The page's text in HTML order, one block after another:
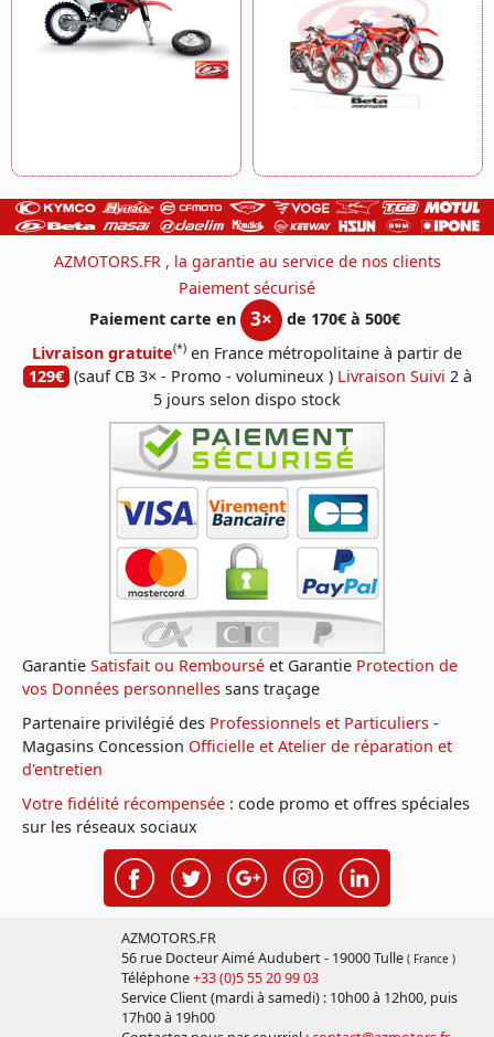
AZMOTORS.FR , la garantie au service de nos clients
Paiement sécurisé
Paiement carte en
3×
de 170€ à 500€
Livraison gratuite(*) en France métropolitaine à partir de
129€ (sauf CB 3× - Promo - volumineux ) Livraison Suivi 2 à
5 jours selon dispo stock
Garantie Satisfait ou Remboursé et Garantie Protection de
vos Données personnelles sans traçage
Partenaire privilégié des Professionnels et Particuliers -
Magasins Concession Officielle et Atelier de réparation et
d'entretien
Votre fidélité récompensée : code promo et offres spéciales
sur les réseaux sociaux
AZMOTORS.FR
56 rue Docteur Aimé Audubert - 19000 Tulle ( France )
Téléphone+33 (0)5 55 20 99 03
Service Client (mardi à samedi) : 10h00 à 12h00, puis
17h00 à 19h00